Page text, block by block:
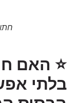
⭐האם
בלתי